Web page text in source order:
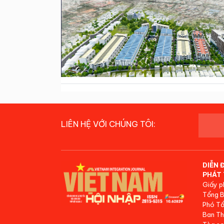
LIÊN HỆ VỚI CHÚNG TÔI:
DIỄN
PHÁT
Giấy
Tổng
Phó
Ban